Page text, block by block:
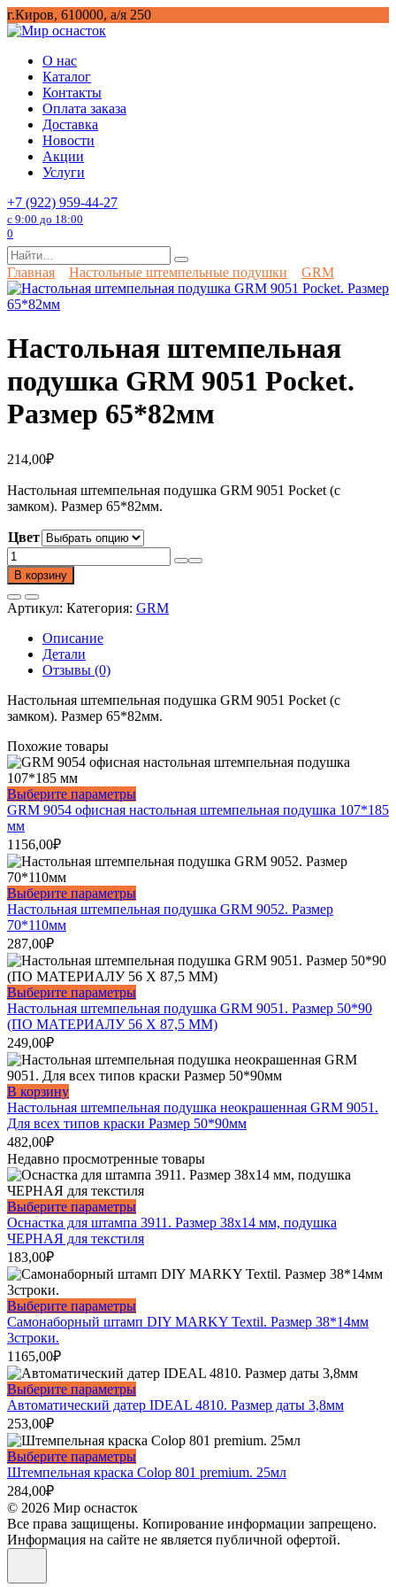
Перейти
к
г.Киров, 610000, а/я 250
О нас
Каталог
Контакты
Оплата заказа
Доставка
Новости
Акции
Услуги
+7 (922) 959-44-27
с 9:00 до 18:00
0
Search
for:
Главная Настольные штемпельные подушки GRM
Настольная штемпельная
подушка GRM 9051 Pocket.
Размер 65*82мм
214,00₽
Настольная штемпельная подушка GRM 9051 Pocket (с
замком). Размер 65*82мм.
Цвет
Количество
товара
Настольная
штемпельная
подушка
GRM
9051
Pocket.
Размер
65*82мм
В корзину
Артикул: Категория: GRM
Описание
Детали
Отзывы (0)
Настольная штемпельная подушка GRM 9051 Pocket (с
замком). Размер 65*82мм.
Похожие товары
Выберите параметрыЭтот
товар
вариаций.
можно
выбрать
на
GRM 9054 офисная настольная штемпельная подушка 107*185
мм
1156,00₽
Выберите параметрыЭтот
товар
вариаций.
Опции
можно
выбрать
на
странице
Настольная штемпельная подушка GRM 9052. Размер
70*110мм
287,00₽
Выберите параметрыЭтот
товар
имеет
вариаций.
Опции
можно
выбрать
на
странице
Настольная штемпельная подушка GRM 9051. Размер 50*90
(ПО МАТЕРИАЛУ 56 Х 87,5 ММ)
249,00₽
В корзину
Настольная штемпельная подушка неокрашенная GRM 9051.
Для всех типов краски Размер 50*90мм
482,00₽
Недавно просмотренные товары
Выберите параметрыЭтот
товар
имеет
вариаций.
можно
выбрать
на
товара.
Оснастка для штампа 3911. Размер 38х14 мм, подушка
ЧЕРНАЯ для текстиля
183,00₽
Выберите параметрыЭтот
товар
вариаций.
Опции
можно
выбрать
странице
товара.
Самонаборный штамп DIY MARKY Textil. Размер 38*14мм
3строки.
1165,00₽
Выберите параметрыЭтот
товар
несколько
вариаций.
Опции
можно
на
странице
товара.
Автоматический датер IDEAL 4810. Размер даты 3,8мм
253,00₽
Выберите параметрыЭтот
товар
несколько
вариаций.
Опции
Штемпельная краска Colop 801 premium. 25мл
284,00₽
© 2026 Мир оснасток
Все права защищены. Копирование информации запрещено.
Информация на сайте не является публичной офертой.